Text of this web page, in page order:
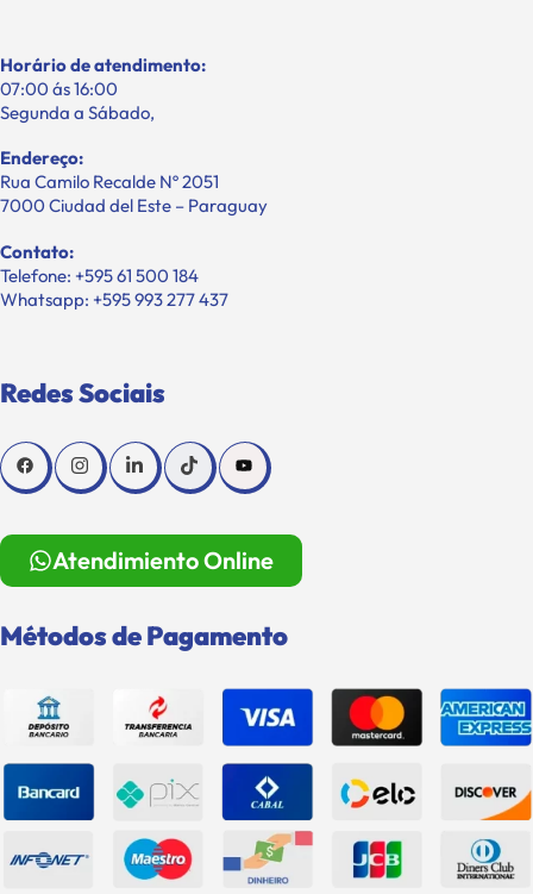
07:00 ás 16:00
Segunda a Sábado,
Rua Camilo Recalde Nº 2051
7000 Ciudad del Este – Paraguay
Telefone: +595 61 500 184
Whatsapp: +595 993 277 437
Atendimiento Online